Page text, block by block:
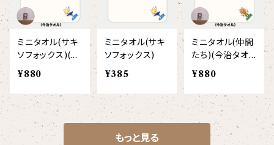
ミニタオル(サキ
ソフォックス)(今
治タオル)
¥880
ミニタオル(サキ
ソフォックス)
¥385
ミニタオル(仲間
たち)(今治タオ
ル)
¥880
もっと見る